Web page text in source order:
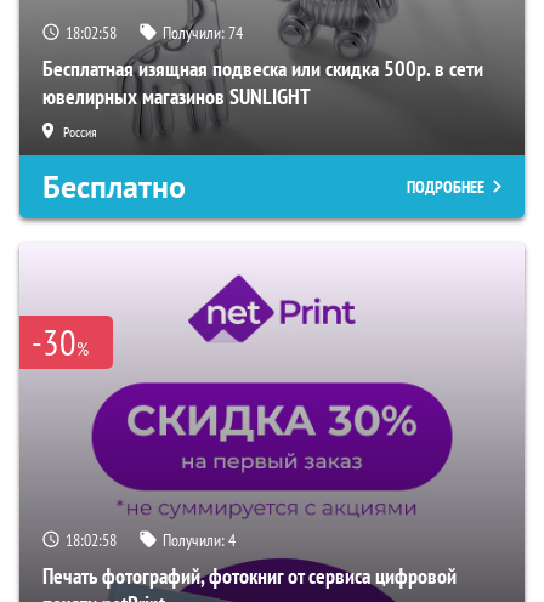
18:02:57 Получили:74
Бесплатная изящная подвеска или скидка 500р. в сети
ювелирных магазинов SUNLIGHT
Россия
Бесплатно ПОДРОБНЕЕ
-30%
18:02:57 Получили:4
Печать фотографий, фотокниг от сервиса цифровой